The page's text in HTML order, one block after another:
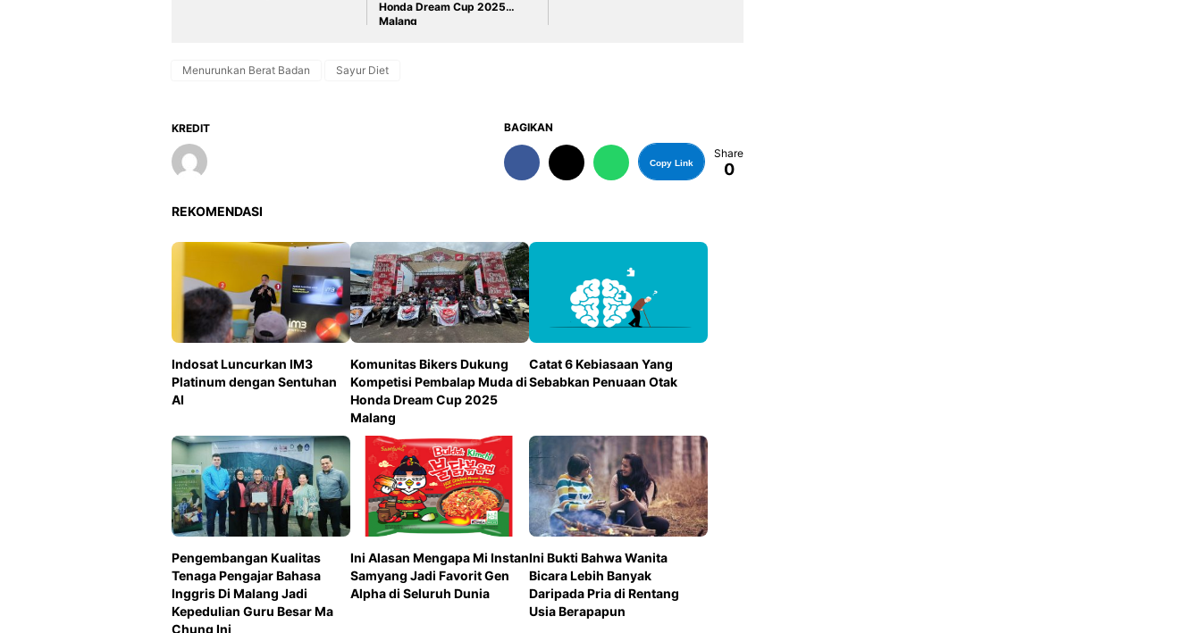
Honda Dream Cup 2025
Malang
Menurunkan Berat Badan Sayur Diet
KREDIT BAGIKAN
Copy Link
Share
0
REKOMENDASI
Indosat Luncurkan IM3
Platinum dengan Sentuhan
AI
Komunitas Bikers Dukung
Kompetisi Pembalap Muda di
Honda Dream Cup 2025
Malang
Catat 6 Kebiasaan Yang
Sebabkan Penuaan Otak
Pengembangan Kualitas
Tenaga Pengajar Bahasa
Inggris Di Malang Jadi
Kepedulian Guru Besar Ma
Chung Ini
Ini Alasan Mengapa Mi Instan
Samyang Jadi Favorit Gen
Alpha di Seluruh Dunia
Ini Bukti Bahwa Wanita
Bicara Lebih Banyak
Daripada Pria di Rentang
Usia Berapapun